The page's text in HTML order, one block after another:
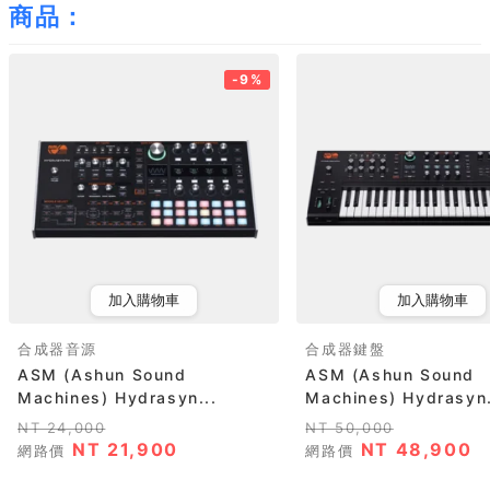
商品：
-9%
加入購物車
合成器音源
ASM (Ashun Sound
Machines) Hydrasyn...
NT 24,000
網路價 NT 21,900
加入購物車
合成器鍵盤
ASM (Ashun Sound
Machines)
NT 50,000
網路價 NT 48,900